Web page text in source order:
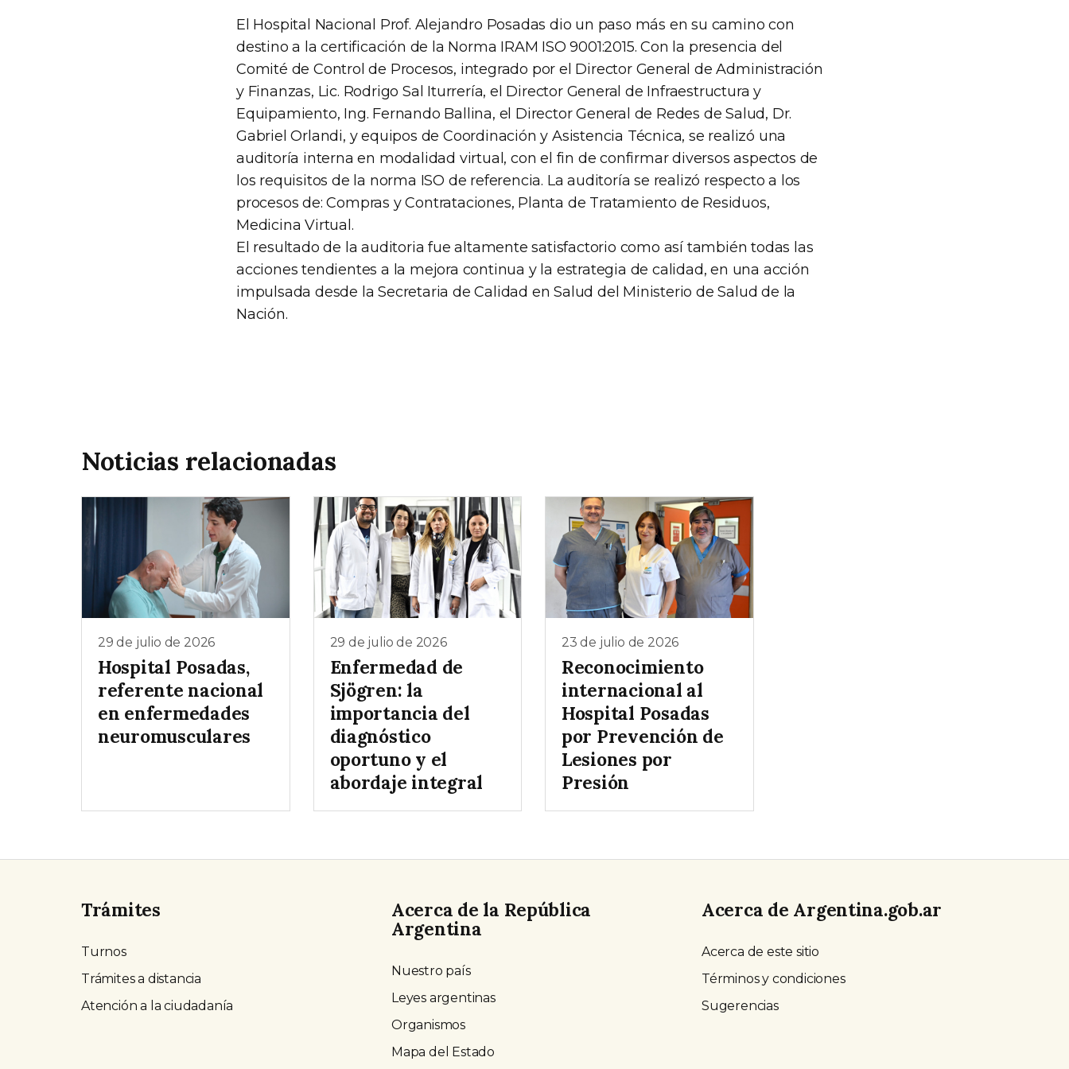
El Hospital Nacional Prof. Alejandro Posadas dio un paso más en su camino con
destino a la certificación de la Norma IRAM ISO 9001:2015. Con la presencia del
Comité de Control de Procesos, integrado por el Director General de Administración
y Finanzas, Lic. Rodrigo Sal Iturrería, el Director General de Infraestructura y
Equipamiento, Ing. Fernando Ballina, el Director General de Redes de Salud, Dr.
Gabriel Orlandi, y equipos de Coordinación y Asistencia Técnica, se realizó una
auditoría interna en modalidad virtual, con el fin de confirmar diversos aspectos de
los requisitos de la norma ISO de referencia. La auditoría se realizó respecto a los
procesos de: Compras y Contrataciones, Planta de Tratamiento de Residuos,
Medicina Virtual.
El resultado de la auditoria fue altamente satisfactorio como así también todas las
acciones tendientes a la mejora continua y la estrategia de calidad, en una acción
impulsada desde la Secretaria de Calidad en Salud del Ministerio de Salud de la
Nación.
Noticias relacionadas
29 de julio de 2026
Hospital Posadas,
referente nacional
en enfermedades
neuromusculares
29 de julio de 2026
Enfermedad de
Sjögren: la
importancia del
diagnóstico
oportuno y el
abordaje integral
23 de julio de 2026
Reconocimiento
internacional al
Hospital Posadas
por Prevención de
Lesiones por
Presión
Trámites
Turnos
Trámites a distancia
Atención a la ciudadanía
Acerca de la República
Argentina
Nuestro país
Leyes argentinas
Organismos
Mapa del Estado
Acerca de Argentina.gob.ar
Acerca de este sitio
Términos y condiciones
Sugerencias